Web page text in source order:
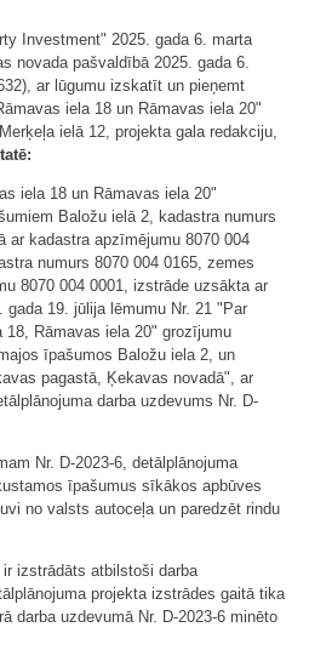
Investment" 2025. gada 6. marta
novada pašvaldībā 2025. gada 6.
ar lūgumu izskatīt un pieņemt
iela 18 un Rāmavas iela 20"
ielā 12, projekta gala redakciju,
iela 18 un Rāmavas iela 20"
Baložu ielā 2, kadastra numurs
ar kadastra apzīmējumu 8070 004
numurs 8070 004 0165, zemes
8070 004 0001, izstrāde uzsākta ar
gada 19. jūlija lēmumu Nr. 21 "Par
18, Rāmavas iela 20" grozījumu
īpašumos Baložu iela 2, un
pagastā, Ķekavas novadā", ar
darba uzdevums Nr. D-
Nr. D-2023-6, detālplānojuma
īpašumus sīkākos apbūves
no valsts autoceļa un paredzēt rindu
izstrādāts atbilstoši darba
projekta izstrādes gaitā tika
darba uzdevumā Nr. D-2023-6 minēto